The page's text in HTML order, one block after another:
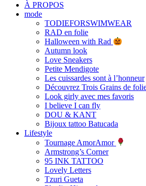
À PROPOS
mode
TODIEFORSWIMWEAR
RAD en folie
Halloween with Rad
Autumn look
Love Sneakers
Petite Mendigote
Les cuissardes sont à l’honneur
Découvrez Trois Grains de
Look girly avec mes favoris
I believe I can fly
DOU & KANT
Bijoux tattoo Batucada
Lifestyle
Tournage AmorAmor
Armstrong’s Corner
95 INK TATTOO
Lovely Letters
Tzuri Gueta